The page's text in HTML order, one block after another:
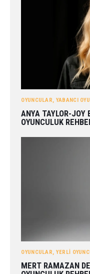
OYUNCULAR, YABANCI
ANYA TAYLOR-JOY
OYUNCULUK
OYUNCULAR, YERLI
MERT RAMAZAN